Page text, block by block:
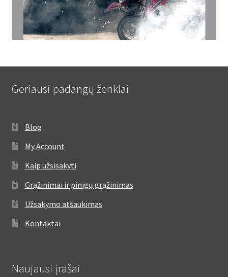
Geriausi padangų ženklai
Blog
My Account
Kaip užsisakyti
Grąžinimai ir pinigų grąžinimas
Užsakymo atšaukimas
Kontaktai
Naujausi įrašai